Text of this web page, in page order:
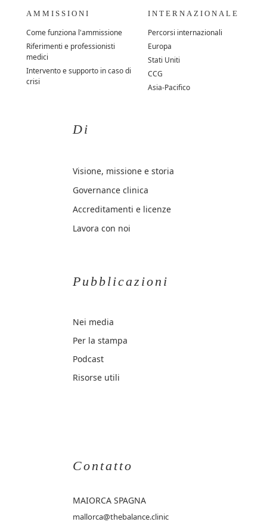
AMMISSIONI
Come funziona l'ammissione
Riferimenti e professionisti
medici
Intervento e supporto in caso di
crisi
INTERNAZIONALE
Percorsi internazionali
Europa
Stati Uniti
CCG
Asia-Pacifico
Di
Visione, missione e storia
Governance clinica
Accreditamenti e licenze
Lavora con noi
Pubblicazioni
Nei media
Per la stampa
Podcast
Risorse utili
Contatto
MAIORCA SPAGNA
mallorca@thebalance.clinic